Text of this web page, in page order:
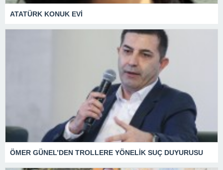
ATATÜRK KONUK EVİ
ÖMER GÜNEL’DEN TROLLERE YÖNELİK SUÇ DUYURUSU